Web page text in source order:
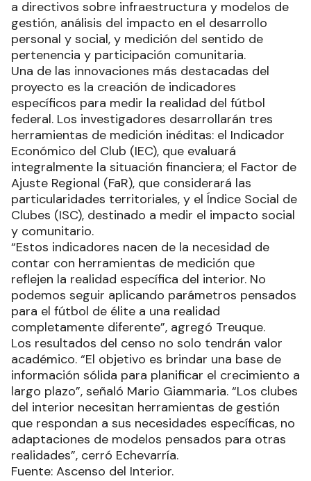
a directivos sobre infraestructura y modelos de
gestión, análisis del impacto en el desarrollo
personal y social, y medición del sentido de
pertenencia y participación comunitaria.
Una de las innovaciones más destacadas del
proyecto es la creación de indicadores
específicos para medir la realidad del fútbol
federal. Los investigadores desarrollarán tres
herramientas de medición inéditas: el Indicador
Económico del Club (IEC), que evaluará
integralmente la situación financiera; el Factor de
Ajuste Regional (FaR), que considerará las
particularidades territoriales, y el Índice Social de
Clubes (ISC), destinado a medir el impacto social
y comunitario.
“Estos indicadores nacen de la necesidad de
contar con herramientas de medición que
reflejen la realidad específica del interior. No
podemos seguir aplicando parámetros pensados
para el fútbol de élite a una realidad
completamente diferente”, agregó Treuque.
Los resultados del censo no solo tendrán valor
académico. “El objetivo es brindar una base de
información sólida para planificar el crecimiento a
largo plazo”, señaló Mario Giammaria. “Los clubes
del interior necesitan herramientas de gestión
que respondan a sus necesidades específicas, no
adaptaciones de modelos pensados para otras
realidades”, cerró Echevarría.
Fuente: Ascenso del Interior.